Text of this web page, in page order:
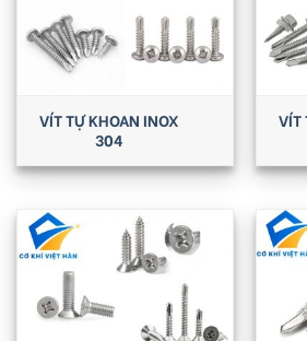
VÍT TỰ KHOAN INOX
304
VÍT